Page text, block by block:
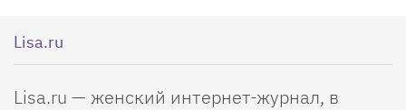
Lisa.ru
Lisa.ru — женский интернет-журнал, в